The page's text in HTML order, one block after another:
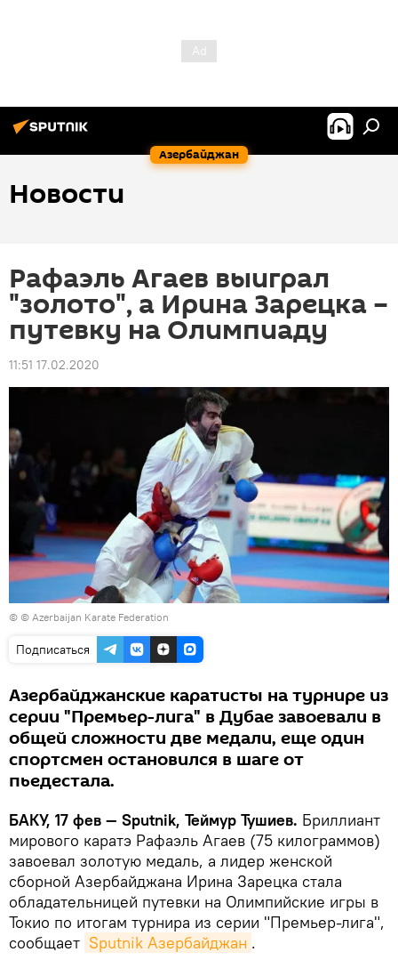
Азербайджан
Новости
Рафаэль Агаев выиграл
"золото", а Ирина Зарецка –
путевку на Олимпиаду
11:51 17.02.2020
© © Azerbaijan Karate Federation
Подписаться
Азербайджанские каратисты на турнире из
серии "Премьер-лига" в Дубае завоевали в
общей сложности две медали, еще один
спортсмен остановился в шаге от
пьедестала.
БАКУ, 17 фев — Sputnik, Теймур Тушиев. Бриллиант
мирового каратэ Рафаэль Агаев (75 килограммов)
завоевал золотую медаль, а лидер женской
сборной Азербайджана Ирина Зарецка стала
обладательницей путевки на Олимпийские игры в
Токио по итогам турнира из серии "Премьер-лига",
сообщает Sputnik Азербайджан .